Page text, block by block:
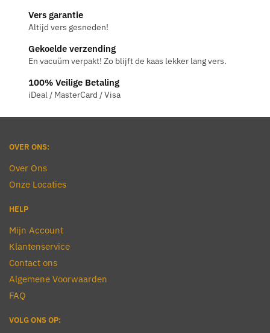
variaties.
worden
gekozen
Vers garantie
Altijd vers gesneden!
Gekoelde verzending
En vacuüm verpakt! Zo blijft de kaas lekker lang vers.
100% Veilige Betaling
iDeal / MasterCard / Visa
OVER ONS:
Over Ons
Onze Locaties
HELP
Mijn Account
Klantenservice
Contact ons
Algemene Voorwaarden
FAQ
VOLG ONS OP: